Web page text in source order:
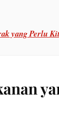
yang Perlu